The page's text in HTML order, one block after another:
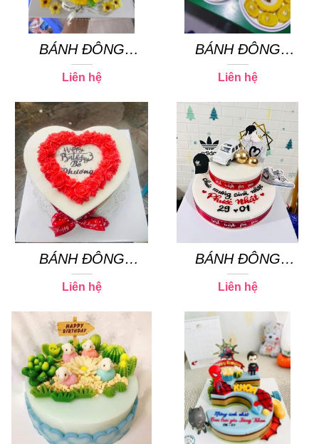
BÁNH ĐÔNG
SƯƠNG 06
Liên hệ
BÁNH ĐÔNG
SƯƠNG 23
Liên hệ
BÁNH ĐÔNG
SƯƠNG 07
Liên hệ
BÁNH ĐÔNG
SƯƠNG 16
Liên hệ